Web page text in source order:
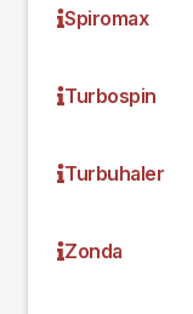
Spiromax
Turbospin
Turbuhaler
Zonda